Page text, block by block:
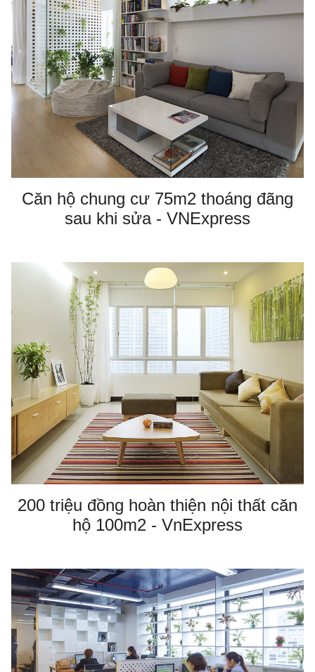
Căn hộ chung cư 75m2 thoáng đãng
sau khi sửa - VNExpress
200 triệu đồng hoàn thiện nội thất căn
hộ 100m2 - VnExpress